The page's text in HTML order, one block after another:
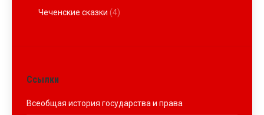
Чеченские сказки (4)
Ссылки
Всеобщая история государства и права